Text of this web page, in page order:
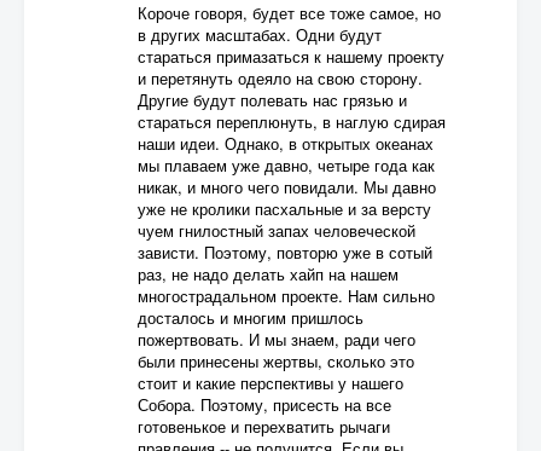
Короче говоря, будет все тоже самое, но
в других масштабах. Одни будут
стараться примазаться к нашему проекту
и перетянуть одеяло на свою сторону.
Другие будут полевать нас грязью и
стараться переплюнуть, в наглую сдирая
наши идеи. Однако, в открытых океанах
мы плаваем уже давно, четыре года как
никак, и много чего повидали. Мы давно
уже не кролики пасхальные и за версту
чуем гнилостный запах человеческой
зависти. Поэтому, повторю уже в сотый
раз, не надо делать хайп на нашем
многострадальном проекте. Нам сильно
досталось и многим пришлось
пожертвовать. И мы знаем, ради чего
были принесены жертвы, сколько это
стоит и какие перспективы у нашего
Собора. Поэтому, присесть на все
готовенькое и перехватить рычаги